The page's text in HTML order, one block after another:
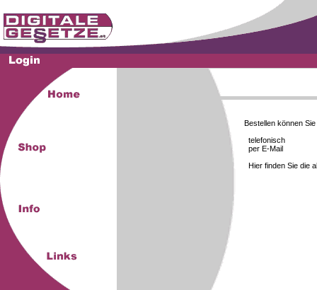
Bestellen können Sie
telefonisch
per E-Mail
Hier finden Sie die